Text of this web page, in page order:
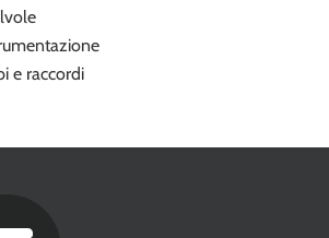
e raccordi